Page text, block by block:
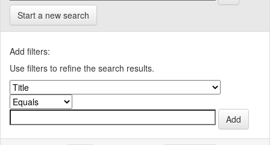
Start a new search
Add filters:
Use filters to refine the search results.